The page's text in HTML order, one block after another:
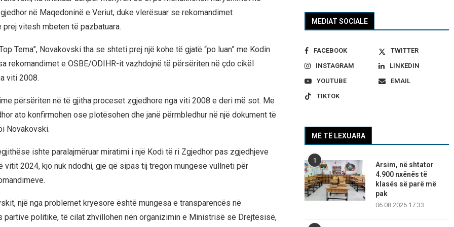
në Maqedoninë e Veriut, duke vlerësuar se rekomandimet
prej vitesh mbeten të pazbatuara.
Tema”, Novakovski tha se shteti prej një kohe të gjatë “po luan” me Kodin
rekomandimet e OSBE/ODIHR-it vazhdojnë të përsëriten në çdo cikël
viti 2008.
përsëriten në të gjitha proceset zgjedhore nga viti 2008 e deri më sot. Me
ato konfirmohen ose plotësohen dhe janë përmbledhur në një dokument të
Novakovski.
ishte paralajmëruar miratimi i një Kodi të ri Zgjedhor pas zgjedhjeve
vitit 2024, kjo nuk ndodhi, gjë që sipas tij tregon mungesë vullneti për
një nga problemet kryesore është mungesa e transparencës në
partive politike, të cilat zhvillohen nën organizimin e Ministrisë së Drejtësisë,
MEDIAT SOCIALE
FACEBOOK
TWITTER
INSTAGRAM
LINKEDIN
YOUTUBE
EMAIL
TIKTOK
MË TË LEXUARA
1
Arsim, në shtator
4.900 nxënës të
klasës së parë më
pak
06.08.2026 17:33